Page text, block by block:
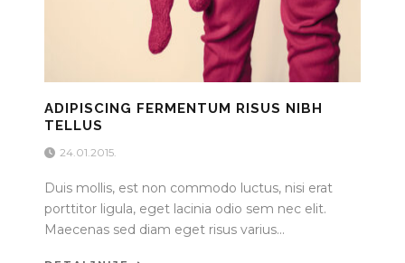
ADIPISCING FERMENTUM RISUS NIBH
TELLUS
24.01.2015.
Duis mollis, est non commodo luctus, nisi erat
porttitor ligula, eget lacinia odio sem nec elit.
Maecenas sed diam eget risus varius...